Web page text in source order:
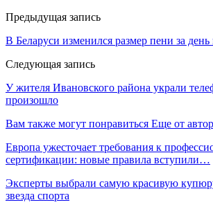
Предыдущая запись
В Беларуси изменился размер пени за
Следующая запись
У жителя Ивановского района украли
произошло
Вам также могут понравиться Еще от
Европа ужесточает требования к
сертификации: новые правила вступили…
Эксперты выбрали самую красивую
звезда спорта